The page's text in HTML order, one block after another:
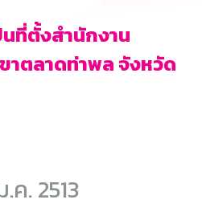
นที่ตั้งสำนักงาน
าตลาดท่าพล จังหวัด
ค. 2513